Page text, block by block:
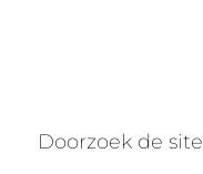
Doorzoek de site